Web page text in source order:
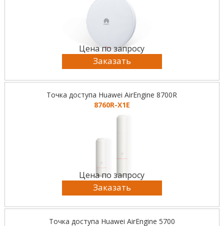
Цена по запросу
Заказать
Точка доступа Huawei AirEngine 8700R
8760R-X1E
Цена по запросу
Заказать
Точка доступа Huawei AirEngine 5700